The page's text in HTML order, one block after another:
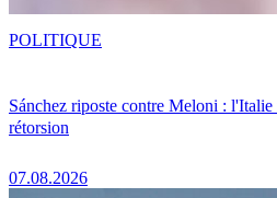
Sánchez riposte contre Meloni : l'Italie
rétorsion
07.08.2026
POLITIQUE